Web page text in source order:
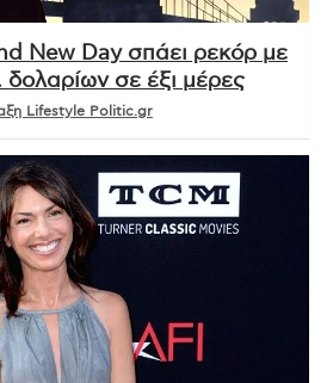
New Day σπάει ρεκόρ με
δολαρίων σε έξι μέρες
Lifestyle Politic.gr